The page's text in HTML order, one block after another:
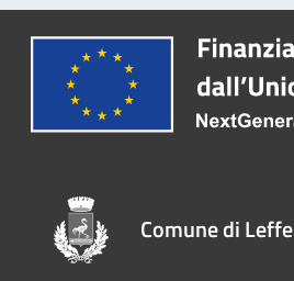
Comune di Leffe